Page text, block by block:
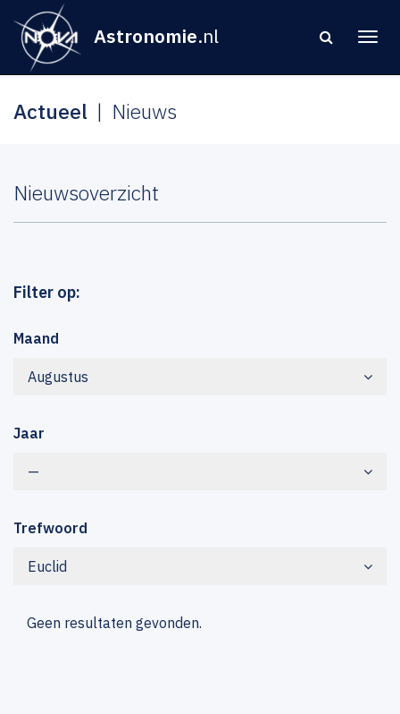
Astronomie.nl
Actueel Nieuws
Nieuwsoverzicht
Filter op:
Maand
Augustus
Jaar
—
Trefwoord
Euclid
Geen resultaten gevonden.